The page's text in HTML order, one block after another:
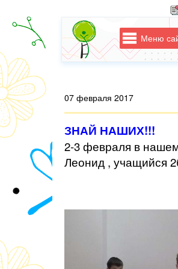
Меню
07 февраля 2017
ЗНАЙ НАШИХ!!!
2-3 февраля в
Леонид , учащийся